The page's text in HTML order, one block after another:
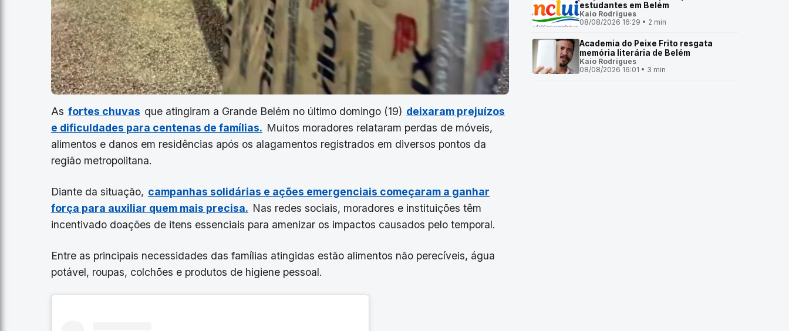
As fortes chuvas que atingiram a Grande Belém no último domingo (19) deixaram prejuízos
e dificuldades para centenas de famílias. Muitos moradores relataram perdas de móveis,
alimentos e danos em residências após os alagamentos registrados em diversos pontos da
região metropolitana.
Diante da situação, campanhas solidárias e ações emergenciais começaram a ganhar
força para auxiliar quem mais precisa. Nas redes sociais, moradores e instituições têm
incentivado doações de itens essenciais para amenizar os impactos causados pelo temporal.
Entre as principais necessidades das famílias atingidas estão alimentos não perecíveis, água
potável, roupas, colchões e produtos de higiene pessoal.
estudantes em Belém
Kaio Rodrigues
08/08/2026 16:29 • 2 min
Academia do Peixe Frito resgata
memória literária de Belém
Kaio Rodrigues
08/08/2026 16:01 • 3 min